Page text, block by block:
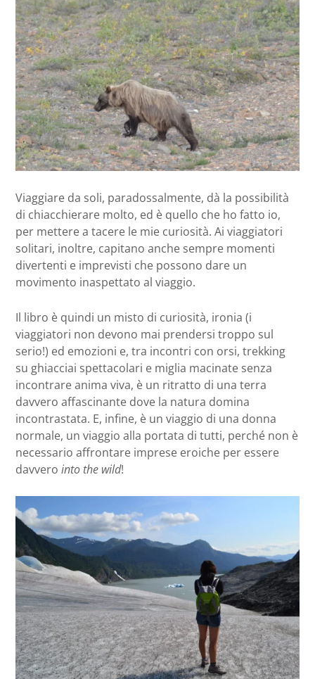
Viaggiare da soli, paradossalmente, dà la possibilità
di chiacchierare molto, ed è quello che ho fatto io,
per mettere a tacere le mie curiosità. Ai viaggiatori
solitari, inoltre, capitano anche sempre momenti
divertenti e imprevisti che possono dare un
movimento inaspettato al viaggio.
Il libro è quindi un misto di curiosità, ironia (i
viaggiatori non devono mai prendersi troppo sul
serio!) ed emozioni e, tra incontri con orsi, trekking
su ghiacciai spettacolari e miglia macinate senza
incontrare anima viva, è un ritratto di una terra
davvero affascinante dove la natura domina
incontrastata. E, infine, è un viaggio di una donna
normale, un viaggio alla portata di tutti, perché non è
necessario affrontare imprese eroiche per essere
davvero into the wild!